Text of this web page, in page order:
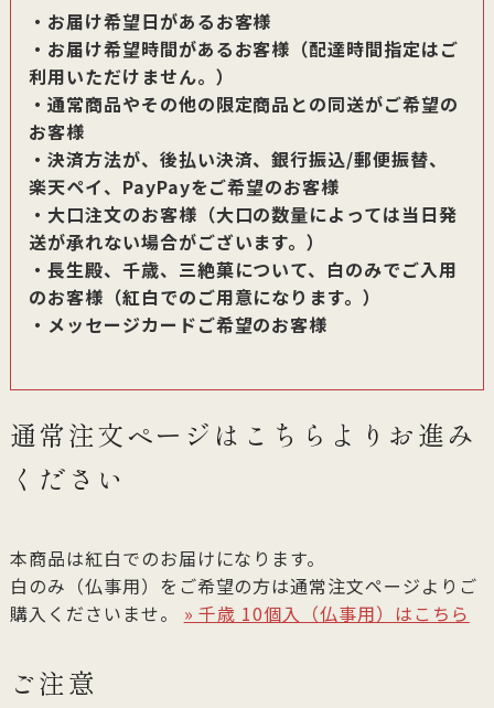
・お届け希望日があるお客様
・お届け希望時間があるお客様（配達時間指定はご
利用いただけません。）
・通常商品やその他の限定商品との同送がご希望の
お客様
・決済方法が、後払い決済、銀行振込/郵便振替、
楽天ペイ、PayPayをご希望のお客様
・大口注文のお客様（大口の数量によっては当日発
送が承れない場合がございます。）
・長生殿、千歳、三絶菓について、白のみでご入用
のお客様（紅白でのご用意になります。）
・メッセージカードご希望のお客様
通常注文ページはこちらよりお進み
ください
本商品は紅白でのお届けになります。
白のみ（仏事用）をご希望の方は通常注文ページよりご
購入くださいませ。 » 千歳 10個入（仏事用）はこちら
ご注意